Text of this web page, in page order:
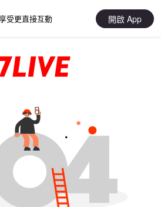
受更直接互動 開啟 App